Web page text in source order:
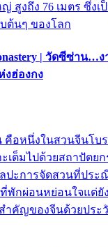
สูงถึง 76 เมตร ซึ่งเ
ต้นๆ ของโลก
| วัดซีซ่าน…
ฮ่องกง
คือหนึ่งในสวนจีนโบ
ะเต็มไปด้วยสถาปัต
ปะการจัดสวนที่ประ
พักผ่อนหย่อนใจแต่ยั
คัญของจีนด้วยประ